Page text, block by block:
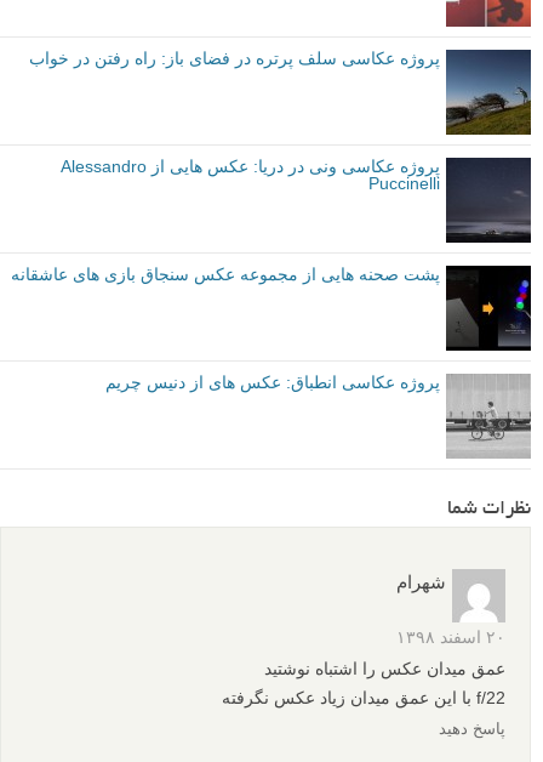
پروژه عکاسی سلف پرتره در فضای باز: راه رفتن در خواب
پروژه عکاسی ونی در دریا: عکس هایی از Alessandro
Puccinelli
پشت صحنه هایی از مجموعه عکس سنجاق بازی های عاشقانه
پروژه عکاسی انطباق: عکس های از دنیس چریم
نظرات شما
شهرام
۲۰ اسفند ۱۳۹۸
عمق میدان عکس را اشتباه نوشتید
f/22 با این عمق میدان زیاد عکس نگرفته
پاسخ دهید